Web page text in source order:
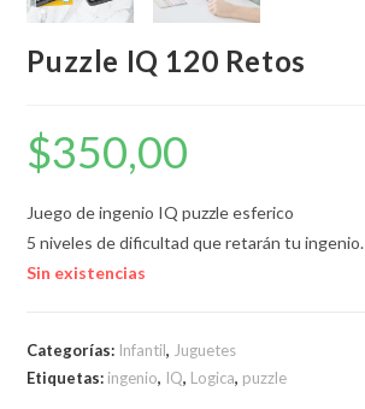
Puzzle IQ 120 Retos
$350,00
Juego de ingenio IQ puzzle esferico
5 niveles de dificultad que retarán tu ingenio.
Sin existencias
Categorías: Infantil, Juguetes
Etiquetas: ingenio, IQ, Logica, puzzle